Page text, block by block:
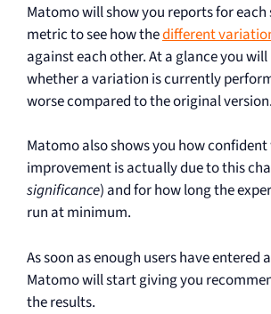
Matomo will show you reports for each
metric to see how thedifferent
against each other. At a glance you will
whether a variation is currently
worse compared to the original version.
Matomo also shows you how
improvement is actually due to this
significance) and for how long the
run at minimum.
As soon as enough users have entered
Matomo will start giving you
the results.